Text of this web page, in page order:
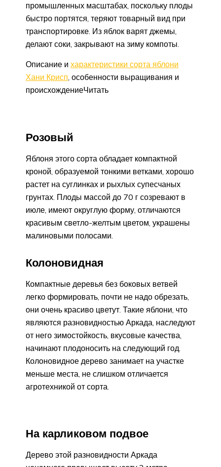
промышленных масштабах, поскольку плоды
быстро портятся, теряют товарный вид при
транспортировке. Из яблок варят джемы,
делают соки, закрывают на зиму компоты.
Описание и характеристики сорта яблони
Хани Крисп, особенности выращивания и
происхождениеЧитать
Розовый
Яблоня этого сорта обладает компактной
кроной, образуемой тонкими ветками, хорошо
растет на суглинках и рыхлых супесчаных
грунтах. Плоды массой до 70 г созревают в
июле, имеют округлую форму, отличаются
красивым светло-желтым цветом, украшены
малиновыми полосами.
Колоновидная
Компактные деревья без боковых ветвей
легко формировать, почти не надо обрезать,
они очень красиво цветут. Такие яблони, что
являются разновидностью Аркада, наследуют
от него зимостойкость, вкусовые качества,
начинают плодоносить на следующий год.
Колоновидное дерево занимает на участке
меньше места, не слишком отличается
агротехникой от сорта.
На карликовом подвое
Дерево этой разновидности Аркада